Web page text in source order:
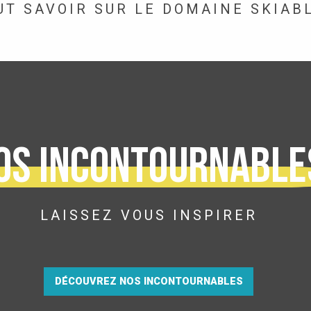
SAVOIR SUR LE DOMAINE
LAISSEZ VOUS INSPIRER
DÉCOUVREZ NOS INCONTOURNABLES